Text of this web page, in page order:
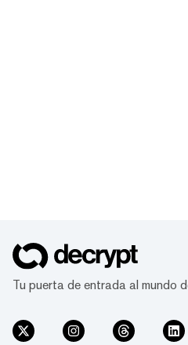
Tu puerta de entrada al mundo